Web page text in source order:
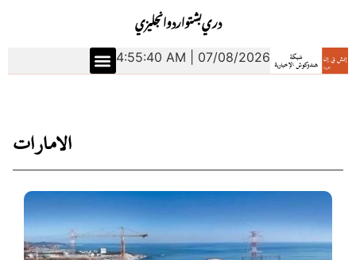
انجليزياردوبشتودري
4:55:41 AM | 07/08/2026
الامارات